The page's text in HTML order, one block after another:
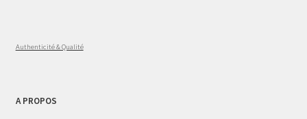
Authenticité & Qualité
A PROPOS